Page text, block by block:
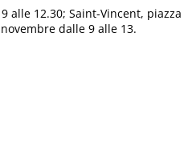
alle 12.30; Saint-Vincent,
dalle 9 alle 13.